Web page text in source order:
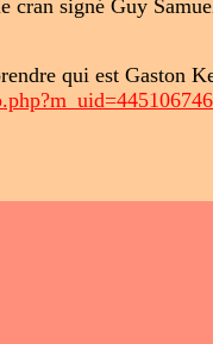
cran signé Guy
qui est Gaston